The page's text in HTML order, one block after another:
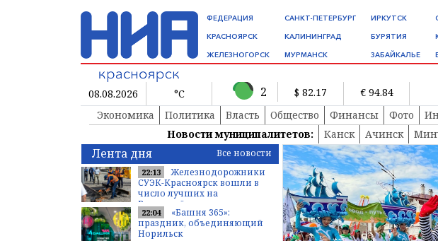
ФЕДЕРАЦИЯ
КРАСНОЯРСК
ЖЕЛЕЗНОГОРСК
САНКТ-ПЕТЕРБУРГ
КАЛИНИНГРАД
МУРМАНСК
ИРКУТСК
БУРЯТИЯ
ЗАБАЙКАЛЬЕ
08.08.2026 °C 2 $ 82.17 € 94.84
Экономика
Политика Власть Общество Финансы Фото
Новости муниципалитетов:
Канск Ачинск
Лента дня Все новости
22:13
Железнодорожники
СУЭК-Красноярск вошли в
число лучших на
Всероссийских
соревнованиях
профмастерства
22:04
«Башня 365»:
праздник, объединяющий
Норильск